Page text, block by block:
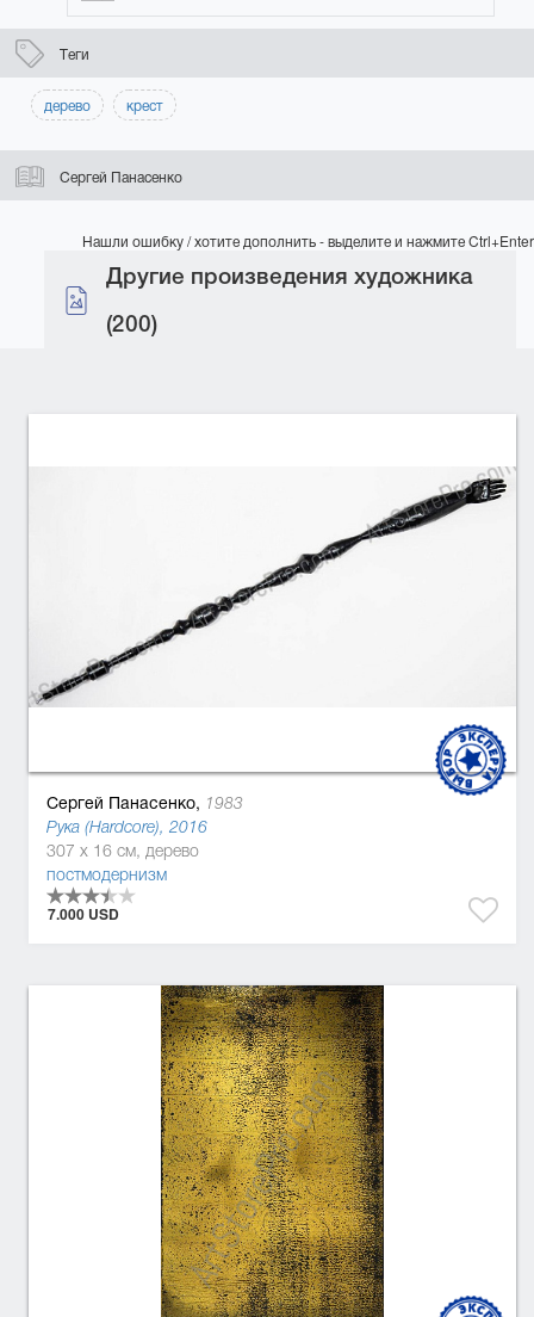
Теги
дерево крест
Сергей Панасенко
Нашли ошибку / хотите дополнить - выделите и нажмите Ctrl+Enter
Другие произведения художника
(200)
Сергей Панасенко, 1983
Рука (Hardcore), 2016
307 x 16 см, дерево
постмодернизм
7.000 USD